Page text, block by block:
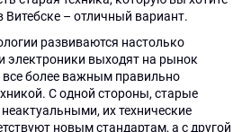
Витебске – отличный вариант.
развиваются настолько
электроники выходят на рынок
более важным правильно
С одной стороны, старые
их технические
новым стандартам, а с другой